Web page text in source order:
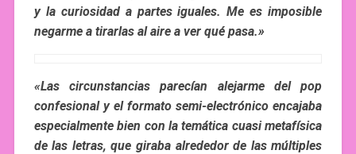
y la curiosidad a partes iguales. Me es imposible
negarme a tirarlas al aire a ver qué pasa.»
«Las circunstancias parecían alejarme del pop
confesional y el formato semi-electrónico encajaba
especialmente bien con la temática cuasi metafísica
de las letras, que giraba alrededor de las múltiples